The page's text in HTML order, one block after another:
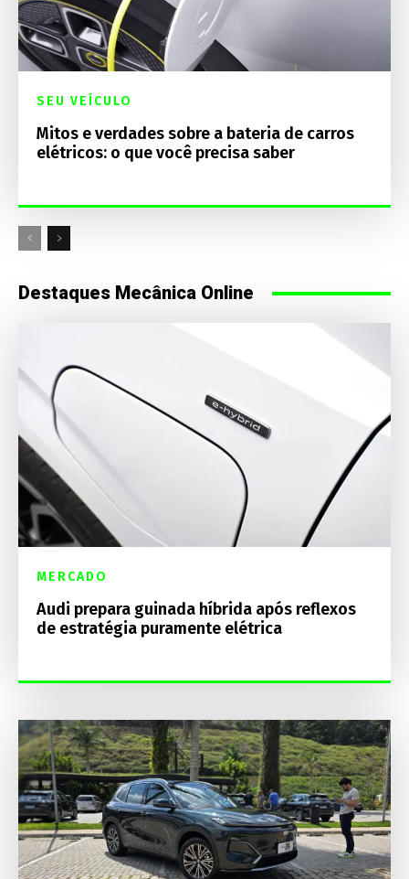
SEU VEÍCULO
Mitos e verdades sobre a bateria de carros
elétricos: o que você precisa saber
Destaques Mecânica Online
MERCADO
Audi prepara guinada híbrida após reflexos
de estratégia puramente elétrica